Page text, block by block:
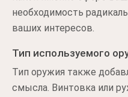
необходимость
ваших интересов.
Тип используемого
Тип оружия также
смысла. Винтовка или